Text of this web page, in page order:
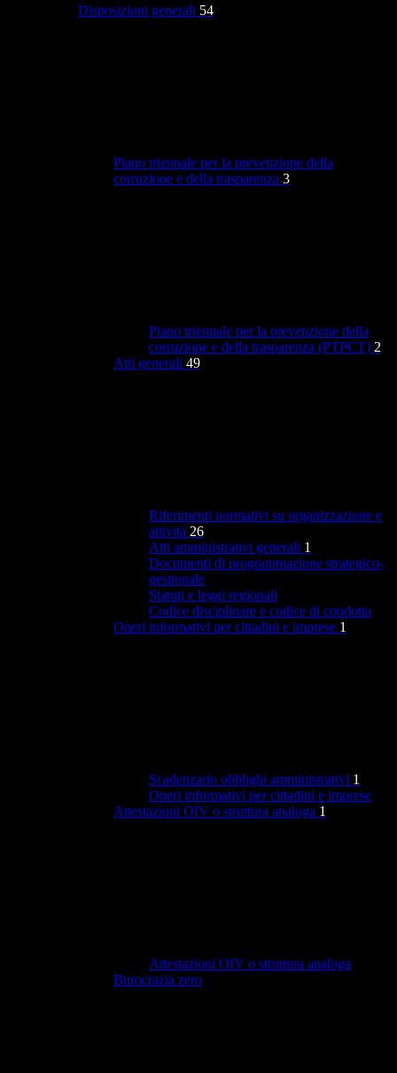
Disposizioni generali 54
Piano triennale per la prevenzione della
corruzione e della trasparenza 3
Piano triennale per la prevenzione della
corruzione e della trasparenza (PTPCT) 2
Atti generali 49
Riferimenti normativi su organizzazione e
attività 26
Atti amministrativi generali 1
Documenti di programmazione strategico-
gestionale
Statuti e leggi regionali
Codice disciplinare e codice di condotta
Oneri informativi per cittadini e imprese 1
Scadenzario obblighi amministrativi 1
Oneri informativi per cittadini e imprese
Attestazioni OIV o struttura analoga 1
Attestazioni OIV o struttura analoga
Burocrazia zero